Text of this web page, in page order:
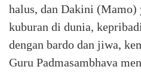
halus, dan Dakini (Mamo)
kuburan di dunia,
dengan bardo dan jiwa,
Guru Padmasambhava